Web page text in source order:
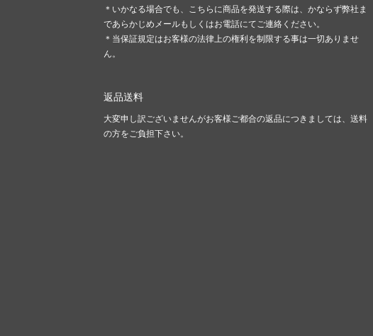
＊いかなる場合でも、こちらに商品を発送する際は、かならず弊社ま
であらかじめメールもしくはお電話にてご連絡ください。
＊当保証規定はお客様の法律上の権利を制限する事は一切ありませ
ん。
返品送料
大変申し訳ございませんがお客様ご都合の返品につきましては、送料
の方をご負担下さい。